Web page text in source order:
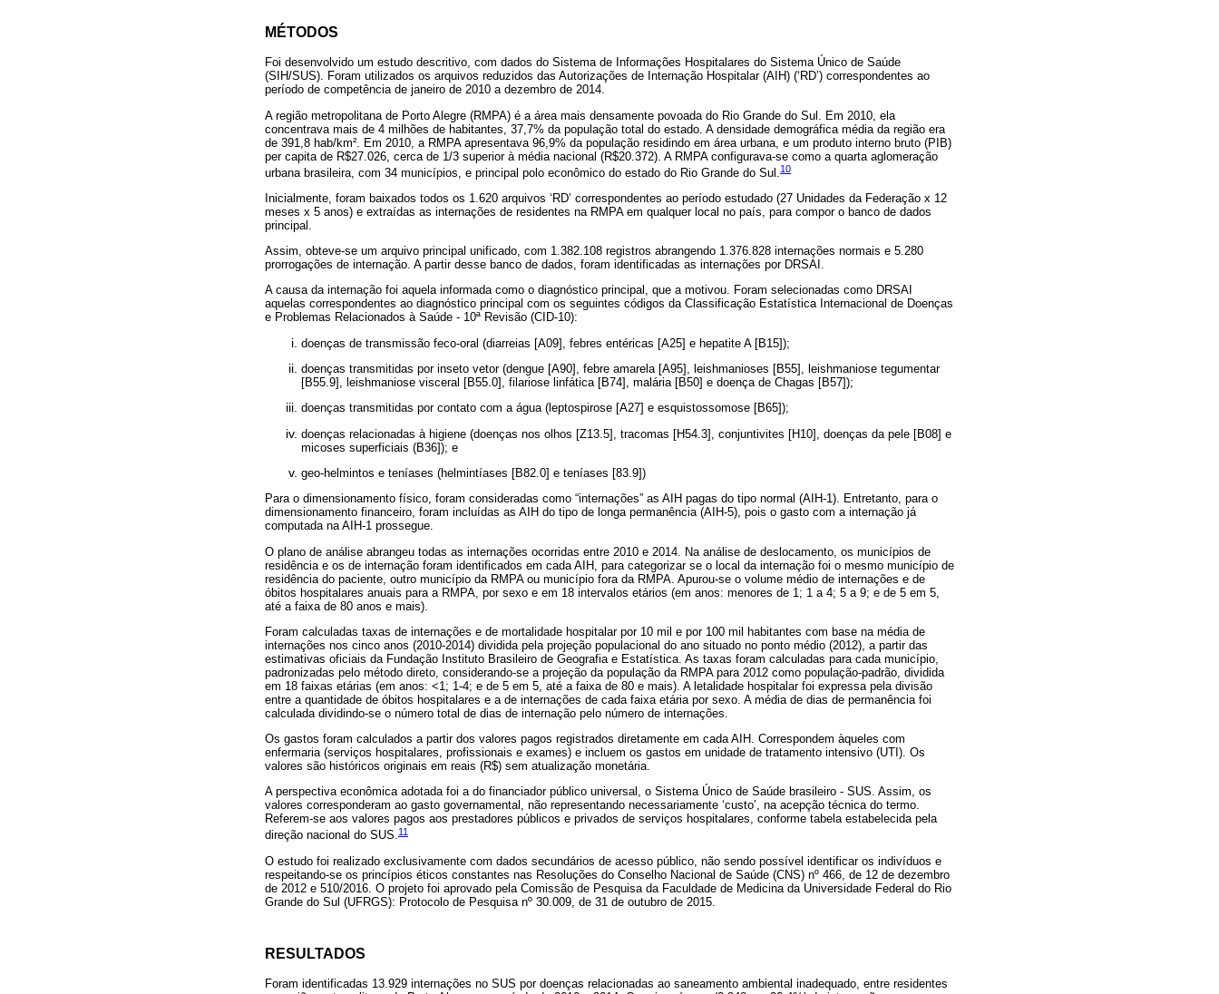
MÉTODOS
Foi desenvolvido um estudo descritivo, com dados do Sistema de Informações Hospitalares do Sistema Único de Saúde
(SIH/SUS). Foram utilizados os arquivos reduzidos das Autorizações de Internação Hospitalar (AIH) (‘RD’) correspondentes ao
período de competência de janeiro de 2010 a dezembro de 2014.
A região metropolitana de Porto Alegre (RMPA) é a área mais densamente povoada do Rio Grande do Sul. Em 2010, ela
concentrava mais de 4 milhões de habitantes, 37,7% da população total do estado. A densidade demográfica média da região era
de 391,8 hab/km². Em 2010, a RMPA apresentava 96,9% da população residindo em área urbana, e um produto interno bruto (PIB)
per capita de R$27.026, cerca de 1/3 superior à média nacional (R$20.372). A RMPA configurava-se como a quarta aglomeração
urbana brasileira, com 34 municípios, e principal polo econômico do estado do Rio Grande do Sul.
10
Inicialmente, foram baixados todos os 1.620 arquivos ‘RD’ correspondentes ao período estudado (27 Unidades da Federação x 12
meses x 5 anos) e extraídas as internações de residentes na RMPA em qualquer local no país, para compor o banco de dados
principal.
Assim, obteve-se um arquivo principal unificado, com 1.382.108 registros abrangendo 1.376.828 internações normais e 5.280
prorrogações de internação. A partir desse banco de dados, foram identificadas as internações por DRSAI.
A causa da internação foi aquela informada como o diagnóstico principal, que a motivou. Foram selecionadas como DRSAI
aquelas correspondentes ao diagnóstico principal com os seguintes códigos da Classificação Estatística Internacional de Doenças
e Problemas Relacionados à Saúde - 10ª Revisão (CID-10):
doenças de transmissão feco-oral (diarreias [A09], febres entéricas [A25] e hepatite A [B15]);
doenças transmitidas por inseto vetor (dengue [A90], febre amarela [A95], leishmanioses [B55], leishmaniose tegumentar
[B55.9], leishmaniose visceral [B55.0], filariose linfática [B74], malária [B50] e doença de Chagas [B57]);
doenças transmitidas por contato com a água (leptospirose [A27] e esquistossomose [B65]);
doenças relacionadas à higiene (doenças nos olhos [Z13.5], tracomas [H54.3], conjuntivites [H10], doenças da pele [B08] e
micoses superficiais (B36]); e
geo-helmintos e teníases (helmintíases [B82.0] e teníases [83.9])
Para o dimensionamento físico, foram consideradas como “internações” as AIH pagas do tipo normal (AIH-1). Entretanto, para o
dimensionamento financeiro, foram incluídas as AIH do tipo de longa permanência (AIH-5), pois o gasto com a internação já
computada na AIH-1 prossegue.
O plano de análise abrangeu todas as internações ocorridas entre 2010 e 2014. Na análise de deslocamento, os municípios de
residência e os de internação foram identificados em cada AIH, para categorizar se o local da internação foi o mesmo município de
residência do paciente, outro município da RMPA ou município fora da RMPA. Apurou-se o volume médio de internações e de
óbitos hospitalares anuais para a RMPA, por sexo e em 18 intervalos etários (em anos: menores de 1; 1 a 4; 5 a 9; e de 5 em 5,
até a faixa de 80 anos e mais).
Foram calculadas taxas de internações e de mortalidade hospitalar por 10 mil e por 100 mil habitantes com base na média de
internações nos cinco anos (2010-2014) dividida pela projeção populacional do ano situado no ponto médio (2012), a partir das
estimativas oficiais da Fundação Instituto Brasileiro de Geografia e Estatística. As taxas foram calculadas para cada município,
padronizadas pelo método direto, considerando-se a projeção da população da RMPA para 2012 como população-padrão, dividida
em 18 faixas etárias (em anos: <1; 1-4; e de 5 em 5, até a faixa de 80 e mais). A letalidade hospitalar foi expressa pela divisão
entre a quantidade de óbitos hospitalares e a de internações de cada faixa etária por sexo. A média de dias de permanência foi
calculada dividindo-se o número total de dias de internação pelo número de internações.
Os gastos foram calculados a partir dos valores pagos registrados diretamente em cada AIH. Correspondem àqueles com
enfermaria (serviços hospitalares, profissionais e exames) e incluem os gastos em unidade de tratamento intensivo (UTI). Os
valores são históricos originais em reais (R$) sem atualização monetária.
A perspectiva econômica adotada foi a do financiador público universal, o Sistema Único de Saúde brasileiro - SUS. Assim, os
valores corresponderam ao gasto governamental, não representando necessariamente ‘custo’, na acepção técnica do termo.
Referem-se aos valores pagos aos prestadores públicos e privados de serviços hospitalares, conforme tabela estabelecida pela
direção nacional do SUS.11
O estudo foi realizado exclusivamente com dados secundários de acesso público, não sendo possível identificar os indivíduos e
respeitando-se os princípios éticos constantes nas Resoluções do Conselho Nacional de Saúde (CNS) nº 466, de 12 de dezembro
de 2012 e 510/2016. O projeto foi aprovado pela Comissão de Pesquisa da Faculdade de Medicina da Universidade Federal do Rio
Grande do Sul (UFRGS): Protocolo de Pesquisa nº 30.009, de 31 de outubro de 2015.
RESULTADOS
Foram identificadas 13.929 internações no SUS por doenças relacionadas ao saneamento ambiental inadequado, entre residentes